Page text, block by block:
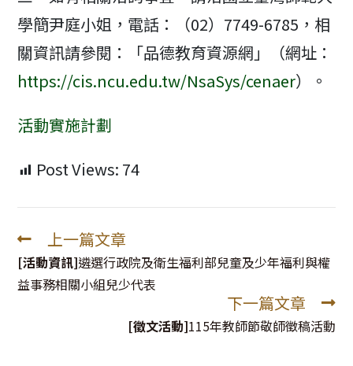
學簡尹庭小姐，電話：（02）7749-6785，相
關資訊請參閱：「品德教育資源網」（網址：
https://cis.ncu.edu.tw/NsaSys/cenaer）。
活動實施計劃
Post Views: 74
Read
more
articles
上一篇文章
[活動資訊]遴選行政院及衛生福利部兒童及少年福利與權
益事務相關小組兒少代表
下一篇文章
[徵文活動]115年教師節敬師徵稿活動